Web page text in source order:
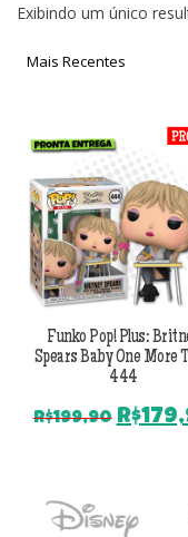
Exibindo um único
Funko Pop! Plus:
Spears Baby One More
444
R$199,90 O
R$